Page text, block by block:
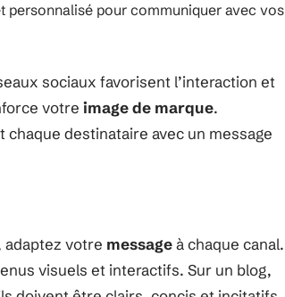
personnalisé pour communiquer avec vos
sociaux favorisent l’interaction et
votre image de marque.
chaque destinataire avec un message
adaptez votre messageà chaque canal.
visuels et interactifs. Sur un blog,